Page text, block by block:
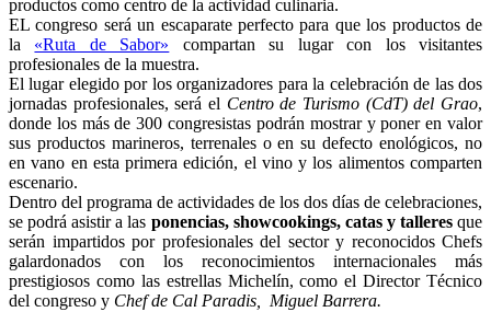
productos como centro de la actividad culinaria.
EL congreso será un escaparate perfecto para que los productos de
la «Ruta de Sabor» compartan su lugar con los visitantes
profesionales de la muestra.
El lugar elegido por los organizadores para la celebración de las dos
jornadas profesionales, será el Centro de Turismo (CdT) del Grao,
donde los más de 300 congresistas podrán mostrar y poner en valor
sus productos marineros, terrenales o en su defecto enológicos, no
en vano en esta primera edición, el vino y los alimentos comparten
escenario.
Dentro del programa de actividades de los dos días de celebraciones,
se podrá asistir a las ponencias, showcookings, catas y talleresque
serán impartidos por profesionales del sector y reconocidos Chefs
galardonados con los reconocimientos internacionales más
prestigiosos como las estrellas Michelín, como el Director Técnico
del congreso y Chef de Cal Paradis, Miguel Barrera.